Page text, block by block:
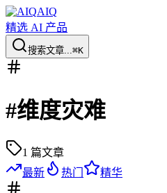
AIQ
精选 AI 产品
搜索文章...⌘K
#维度灾难
1 篇文章
最新
热门 精华